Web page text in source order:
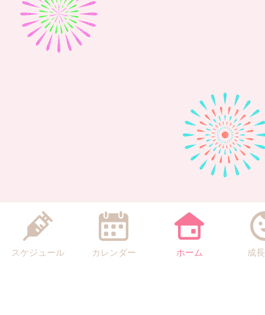
スケジュール カレンダー ホーム 成